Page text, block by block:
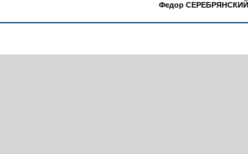
Федор СЕРЕБРЯНСКИЙ